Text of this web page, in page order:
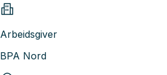
Arbeidsgiver
BPA Nord